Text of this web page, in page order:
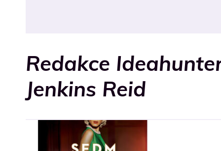
Redakce
Jenkins Reid